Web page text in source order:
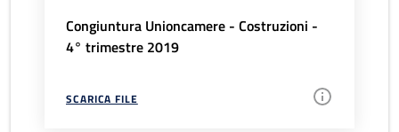
Congiuntura Unioncamere - Costruzioni -
4° trimestre 2019
SCARICA FILE